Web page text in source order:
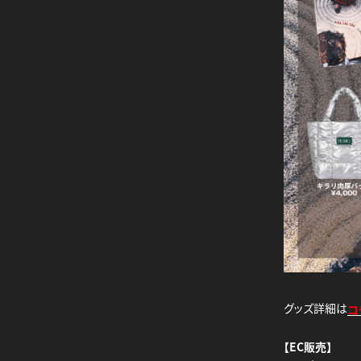
グッズ詳細は
【EC販売】